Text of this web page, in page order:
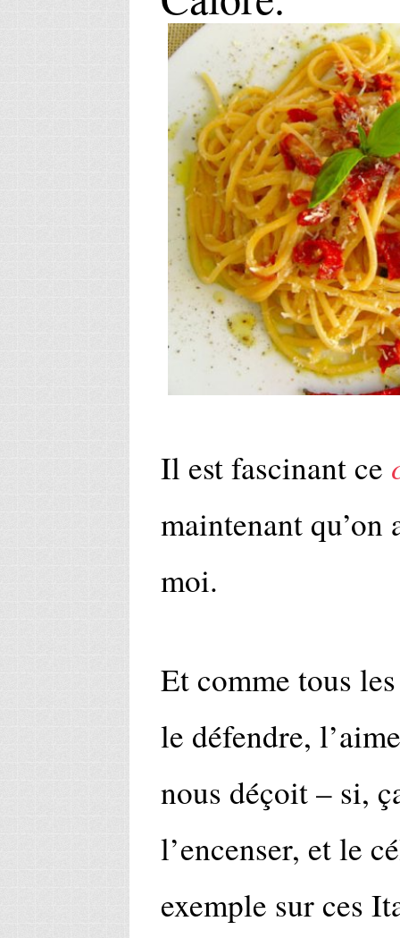
Il est fascinant ce
maintenant
moi.
Et comme tous
le défendre,
nous déçoit – si,
l’encenser, et le
exemple sur ces